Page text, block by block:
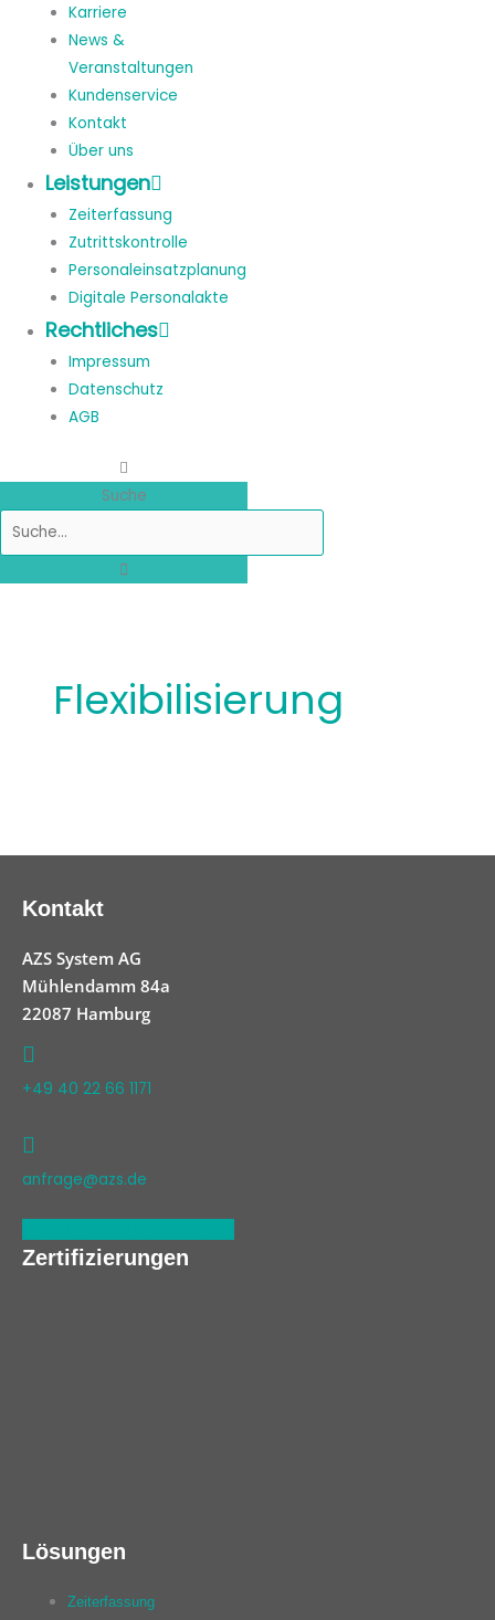
Karriere
News &
Veranstaltungen
Kundenservice
Kontakt
Über uns
Leistungen
Zeiterfassung
Zutrittskontrolle
Personaleinsatzplanung
Digitale Personalakte
Rechtliches
Impressum
Datenschutz
AGB
Suche
Flexibilisierung
Kontakt
AZS System AG
Mühlendamm 84a
22087 Hamburg
+49 40 22 66 1171
anfrage@azs.de
Zertifizierungen
Lösungen
Zeiterfassung